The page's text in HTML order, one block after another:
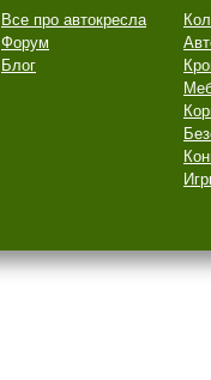
Все про автокресла
Форум
Блог